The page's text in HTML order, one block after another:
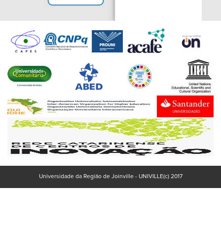
Universidade da Região de Joinville - UNIVILLE(c) 2017